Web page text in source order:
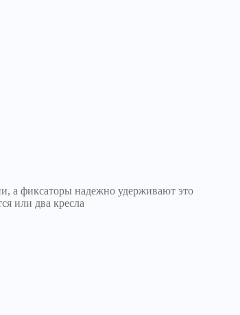
а фиксаторы надежно удерживают это
или два кресла